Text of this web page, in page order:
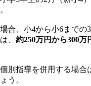
合、小4から小6までの
、 約250万円から300万
別指導を併用する場合
う。